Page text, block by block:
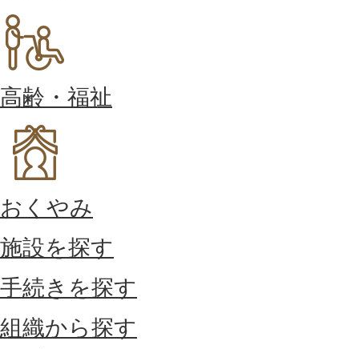
高齢・福祉
おくやみ
施設を探す
手続きを探す
組織から探す